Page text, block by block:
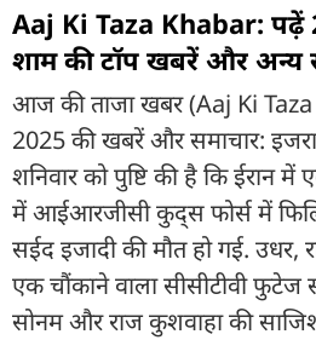
Aaj Ki Taza Khabar: पढ़ें
शाम की टॉप खबरें और अन्य
आज की ताजा खबर (Aaj Ki
2025 की खबरें और समाचार:
शनिवार को पुष्टि की है कि ईरान
में आईआरजीसी कुद्स फोर्स में
सईद इजादी की मौत हो गई. उधर,
एक चौंकाने वाला सीसीटीवी
सोनम और राज कुशवाहा की